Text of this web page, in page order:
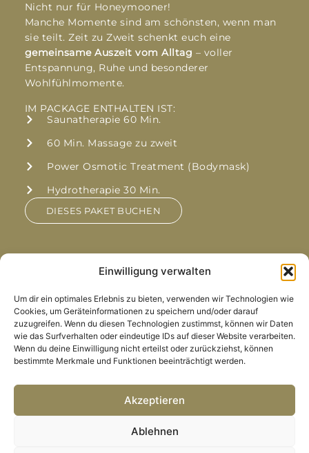
Einwilligung verwalten
Um dir ein optimales Erlebnis zu bieten, verwenden wir Technologien wie
Cookies, um Geräteinformationen zu speichern und/oder darauf
zuzugreifen. Wenn du diesen Technologien zustimmst, können wir Daten
wie das Surfverhalten oder eindeutige IDs auf dieser Website verarbeiten.
Wenn du deine Einwilligung nicht erteilst oder zurückziehst, können
bestimmte Merkmale und Funktionen beeinträchtigt werden.
Akzeptieren
Ablehnen
Nicht nur für Honeymooner!
Manche Momente sind am schönsten, wenn man
sie teilt. Zeit zu Zweit schenkt euch eine
gemeinsame Auszeit vom Alltag – voller
Entspannung, Ruhe und besonderer
Wohlfühlmomente.
IM PACKAGE ENTHALTEN IST:
Saunatherapie 60 Min.
60 Min. Massage zu zweit
Power Osmotic Treatment (Bodymask)
Hydrotherapie 30 Min.
DIESES PAKET BUCHEN
Girls Spa Day –
Wellness. Prosecco. Power.